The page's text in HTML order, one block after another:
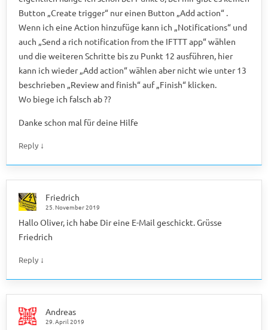
Button „Create trigger“ nur einen Button „Add action“ .
Wenn ich eine Action hinzufüge kann ich „Notifications“ und
auch „Send a rich notification from the IFTTT app“ wählen
und die weiteren Schritte bis zu Punkt 12 ausführen, hier
kann ich wieder „Add action“ wählen aber nicht wie unter 13
beschrieben „Review and finish“ auf „Finish“ klicken.
Wo biege ich falsch ab ??
Danke schon mal für deine Hilfe
Reply ↓
Friedrich
25. November 2019
Hallo Oliver, ich habe Dir eine E-Mail geschickt. Grüsse
Friedrich
Reply ↓
Andreas
29. April 2019